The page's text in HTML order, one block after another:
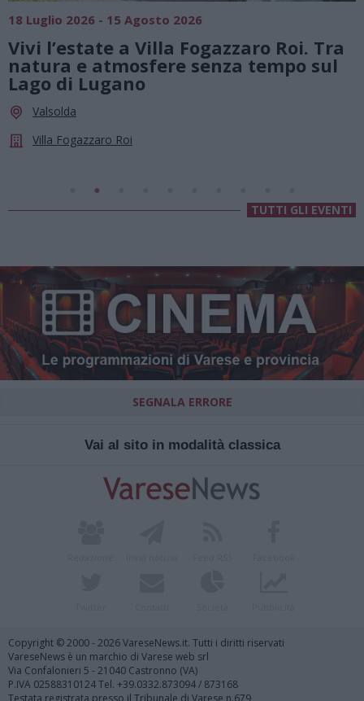
Summer Green Festival: fino al 23
agosto, musica e divertimento sotto
le stelle a Cassano Magnago
TUTTI GLI EVENTI
SEGNALA ERRORE
Vai al sito in modalità classica
Copyright © 2000 - 2026 VareseNews.it. Tutti i diritti riservati
VareseNews è un marchio di Varese web srl
Via Confalonieri 5 - 21040 Castronno (VA)
P.IVA 02588310124 Tel. +39.0332.873094 / 873168
Testata registrata presso il Tribunale di Varese n.679